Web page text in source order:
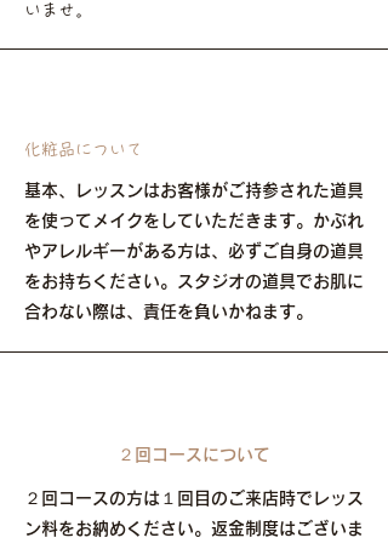
いませ。
化粧品について
基本、レッスンはお客様がご持参された道具
を使ってメイクをしていただきます。かぶれ
やアレルギーがある方は、必ずご自身の道具
をお持ちください。スタジオの道具でお肌に
合わない際は、責任を負いかねます。
​２回コースについて
２回コースの方は１回目のご来店時でレッス
ン料をお納めください。返金制度はございま